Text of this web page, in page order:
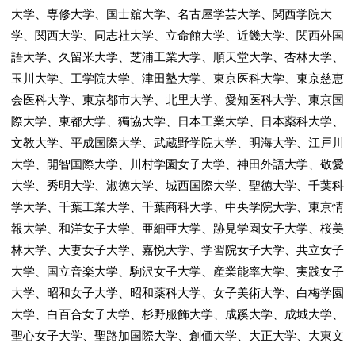
大学、専修大学、国士舘大学、名古屋学芸大学、関西学院大
学、関西大学、同志社大学、立命館大学、近畿大学、関西外国
語大学、久留米大学、芝浦工業大学、順天堂大学、杏林大学、
玉川大学、工学院大学、津田塾大学、東京医科大学、東京慈恵
会医科大学、東京都市大学、北里大学、愛知医科大学、東京国
際大学、東都大学、獨協大学、日本工業大学、日本薬科大学、
文教大学、平成国際大学、武蔵野学院大学、明海大学、江戸川
大学、開智国際大学、川村学園女子大学、神田外語大学、敬愛
大学、秀明大学、淑徳大学、城西国際大学、聖徳大学、千葉科
学大学、千葉工業大学、千葉商科大学、中央学院大学、東京情
報大学、和洋女子大学、亜細亜大学、跡見学園女子大学、桜美
林大学、大妻女子大学、嘉悦大学、学習院女子大学、共立女子
大学、国立音楽大学、駒沢女子大学、産業能率大学、実践女子
大学、昭和女子大学、昭和薬科大学、女子美術大学、白梅学園
大学、白百合女子大学、杉野服飾大学、成蹊大学、成城大学、
聖心女子大学、聖路加国際大学、創価大学、大正大学、大東文